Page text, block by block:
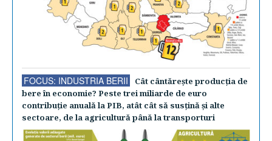
FOCUS: INDUSTRIA BERII
Cât cântăreşte producţia de
bere în economie? Peste trei miliarde de euro
contribuţie anuală la PIB, atât cât să susţină şi alte
sectoare, de la agricultură până la transporturi